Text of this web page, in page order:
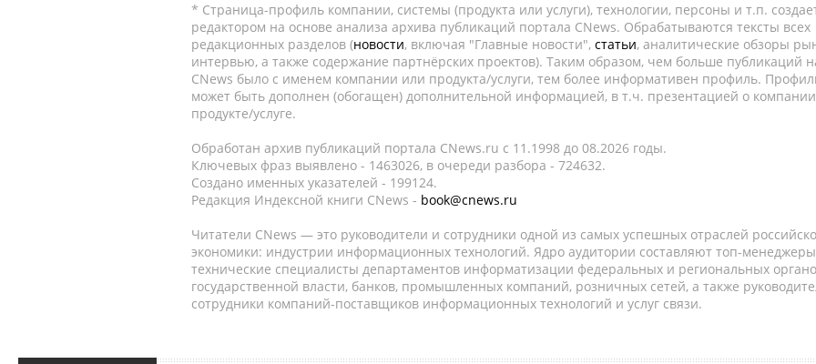
* Страница-профиль компании, системы (продукта или услуги), технологии, персоны и т.п.
редактором на основе анализа архива публикаций портала CNews. Обрабатываются тексты всех
редакционных разделов (новости, включая "Главные новости", статьи, аналитические обзоры
интервью, а также содержание партнёрских проектов). Таким образом, чем больше публикаций
CNews было с именем компании или продукта/услуги, тем более информативен профиль.
может быть дополнен (обогащен) дополнительной информацией, в т.ч. презентацией о
продукте/услуге.
Обработан архив публикаций портала CNews.ru c 11.1998 до 08.2026 годы.
Ключевых фраз выявлено - 1463026, в очереди разбора - 724632.
Создано именных указателей - 199124.
Редакция Индексной книги CNews - book@cnews.ru
Читатели CNews — это руководители и сотрудники одной из самых успешных отраслей
экономики: индустрии информационных технологий. Ядро аудитории составляют топ-
технические специалисты департаментов информатизации федеральных и региональных
государственной власти, банков, промышленных компаний, розничных сетей, а также
сотрудники компаний-поставщиков информационных технологий и услуг связи.